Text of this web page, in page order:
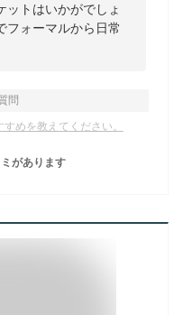
ットはいかがでしょ
フォーマルから日常
問
めを教えてください。
があります